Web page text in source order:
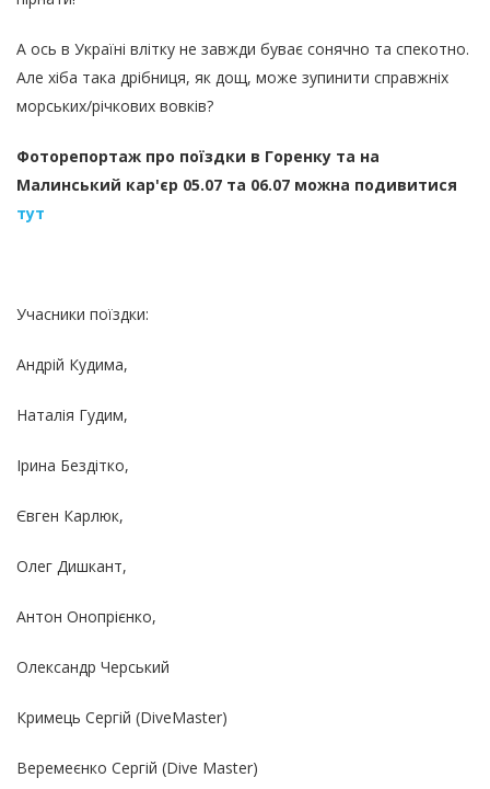
А ось в Україні влітку не завжди буває сонячно та спекотно.
Але хіба така дрібниця, як дощ, може зупинити справжніх
морських/річкових вовків?
Фоторепортаж про поїздки в Горенку та на
Малинський кар'єр 05.07 та 06.07 можна подивитися
тут
Учасники поїздки:
Андрій Кудима,
Наталія Гудим,
Ірина Бездітко,
Євген Карлюк,
Олег Дишкант,
Антон Онопрієнко,
Олександр Черський
Кримець Сергій (DiveMaster)
Веремеєнко Сергій (Dive Master)